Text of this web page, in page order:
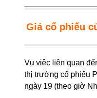
Giá cổ phiếu
Vụ việc liên quan
thị trường cổ phiếu
ngày 19 (theo giờ